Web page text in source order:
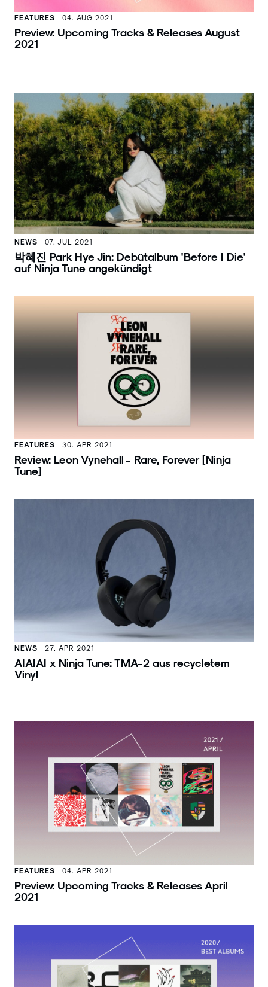
FEATURES 04. AUG 2021
Preview: Upcoming Tracks & Releases August
2021
NEWS 07. JUL 2021
박혜진 Park Hye Jin: Debütalbum 'Before I Die'
auf Ninja Tune angekündigt
FEATURES 30. APR 2021
Review: Leon Vynehall - Rare, Forever [Ninja
Tune]
NEWS 27. APR 2021
AIAIAI x Ninja Tune: TMA-2 aus recycletem
Vinyl
FEATURES 04. APR 2021
Preview: Upcoming Tracks & Releases April
2021